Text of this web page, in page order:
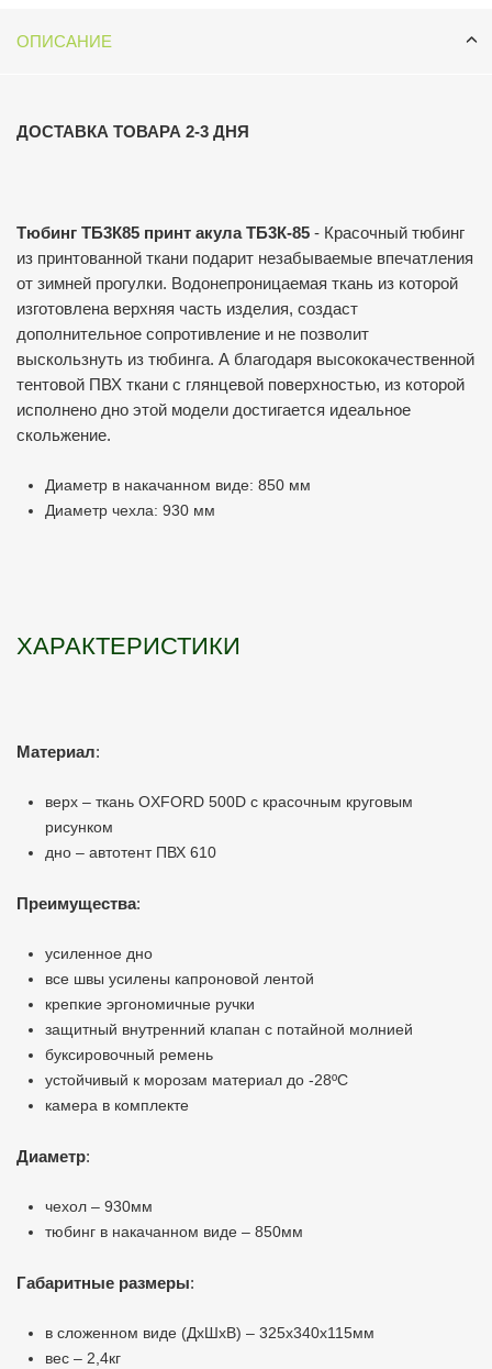
ОПИСАНИЕ
ДОСТАВКА ТОВАРА 2-3 ДНЯ
Тюбинг ТБ3К85 принт акула ТБ3К-85 - Красочный тюбинг
из принтованной ткани подарит незабываемые впечатления
от зимней прогулки. Водонепроницаемая ткань из которой
изготовлена верхняя часть изделия, создаст
дополнительное сопротивление и не позволит
выскользнуть из тюбинга. А благодаря высококачественной
тентовой ПВХ ткани с глянцевой поверхностью, из которой
исполнено дно этой модели достигается идеальное
скольжение.
Диаметр в накачанном виде: 850 мм
Диаметр чехла: 930 мм
ХАРАКТЕРИСТИКИ
Материал:
верх – ткань OXFORD 500D с красочным круговым
рисунком
дно – автотент ПВХ 610
Преимущества:
усиленное дно
все швы усилены капроновой лентой
крепкие эргономичные ручки
защитный внутренний клапан с потайной молнией
буксировочный ремень
устойчивый к морозам материал до -28ºС
камера в комплекте
Диаметр:
чехол – 930мм
тюбинг в накачанном виде – 850мм
Габаритные размеры:
в сложенном виде (ДхШхВ) – 325х340х115мм
вес – 2,4кг